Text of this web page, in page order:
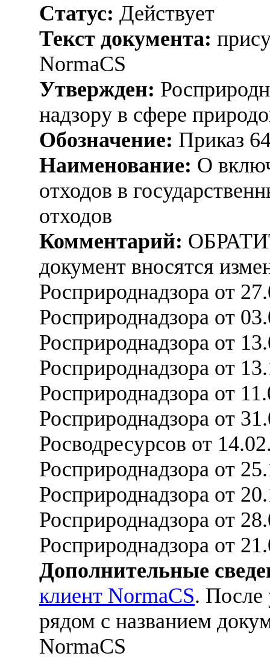
Статус: Действует
Текст документа:
NormaCS
Утвержден:
надзору в сфере
Обозначение: Приказ
Наименование: О
отходов в
отходов
Комментарий:
документ вносятся
Росприроднадзора от
Росприроднадзора от
Росприроднадзора от
Росприроднадзора от
Росприроднадзора от
Росприроднадзора от
Росводресурсов от
Росприроднадзора от
Росприроднадзора от
Росприроднадзора от
Росприроднадзора от
Дополнительные
клиент NormaCS. После
рядом с названием
NormaCS